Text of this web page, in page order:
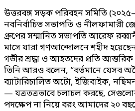
উত্তরবঙ্গ সড়ক পরিবহন সমিতি
নবনির্বাচিত সভাপতি ও নীলফামারী
গ্রুপের সম্মানিত সভাপতি আরেফ
মাসে যারা গণআন্দোলনে শহীদ
গভীর শ্রদ্ধা ও আহতদের প্রতি
তিনি আরও বলেন, “বর্তমানে যেসব
ব্যাটারিচালিত অটো, ইজিবাইক,
— যত্রতত্রভাবে চলাচল করছে,
পদক্ষেপ না নিয়ে বরং আমাদের ২০